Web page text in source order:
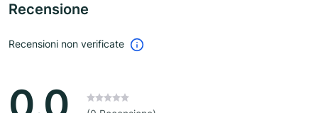
Recensione
Recensioni non verificate